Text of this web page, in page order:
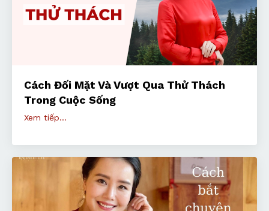
Cách Đối Mặt Và Vượt Qua Thử Thách
Trong Cuộc Sống
Xem tiếp...